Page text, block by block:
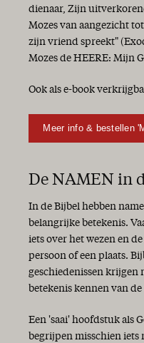
dienaar, Zijn
Mozes van aangezicht
zijn vriend spreekt"
Mozes de HEERE: Mijn
Ook als e-book
Meer info & bestellen
De NAMEN in
In de Bijbel hebben
belangrijke betekenis.
iets over het wezen en
persoon of een plaats.
geschiedenissen krijgen
betekenis kennen van
Een 'saai' hoofdstuk als
begrijpen misschien iets